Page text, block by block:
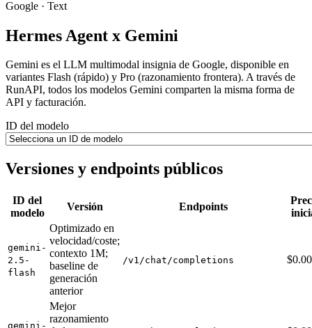
Google · Text
Hermes Agent x Gemini
Gemini es el LLM multimodal insignia de Google, disponible en
variantes Flash (rápido) y Pro (razonamiento frontera). A través de
RunAPI, todos los modelos Gemini comparten la misma forma de
API y facturación.
ID del modelo
Versiones y endpoints públicos
ID del
modelo
Versión Endpoints
gemini-
2.5-
flash
Optimizado en
velocidad/coste;
contexto 1M;
baseline de
generación
anterior
/v1/chat/completions
gemini-
Mejor
razonamiento